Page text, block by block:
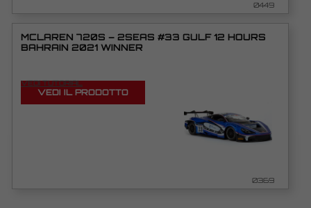
0449
MCLAREN 720S – 2SEAS #33 GULF 12 HOURS
BAHRAIN 2021 WINNER
VEDI TUTORIAL
VEDI IL PRODOTTO
0369